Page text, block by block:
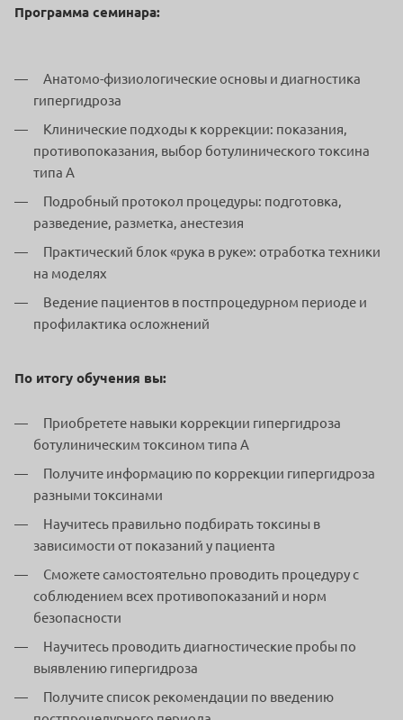
Программа семинара:
Анатомо-физиологические основы и диагностика
гипергидроза
Клинические подходы к коррекции: показания,
противопоказания, выбор ботулинического токсина
типа А
Подробный протокол процедуры: подготовка,
разведение, разметка, анестезия
Практический блок «рука в руке»: отработка техники
на моделях
Ведение пациентов в постпроцедурном периоде и
профилактика осложнений
По итогу обучения вы:
Приобретете навыки коррекции гипергидроза
ботулиническим токсином типа А
Получите информацию по коррекции гипергидроза
разными токсинами
Научитесь правильно подбирать токсины в
зависимости от показаний у пациента
Сможете самостоятельно проводить процедуру с
соблюдением всех противопоказаний и норм
безопасности
Научитесь проводить диагностические пробы по
выявлению гипергидроза
Получите список рекомендации по введению